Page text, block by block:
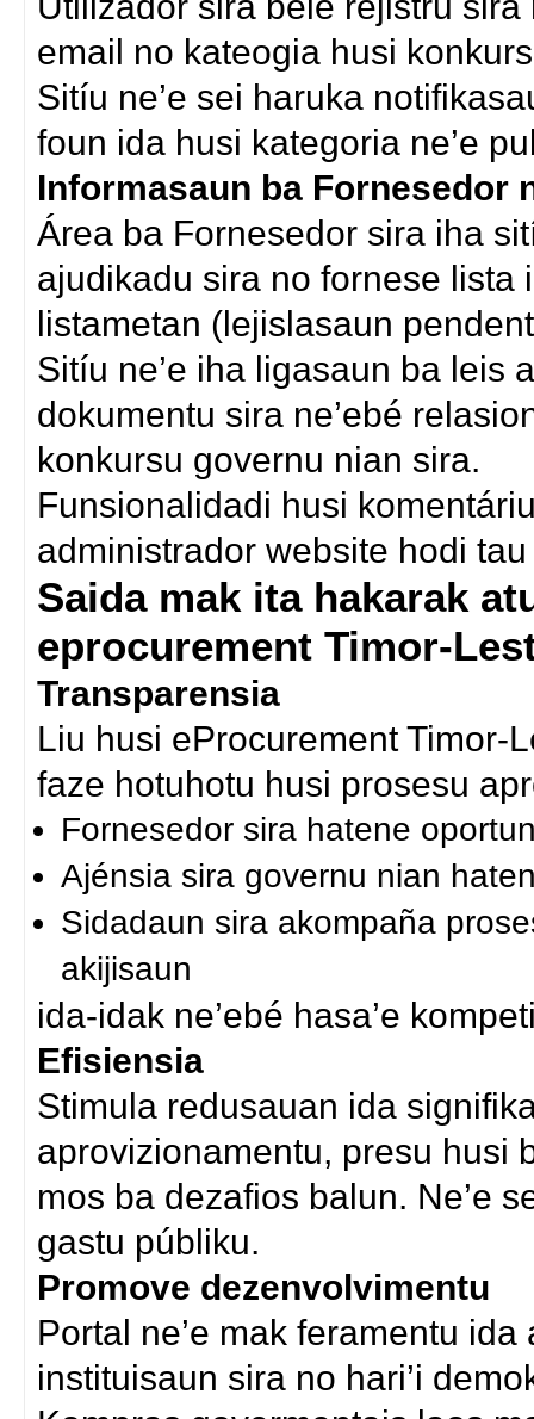
email no kateogia husi
Sitíu ne’e sei haruka
foun ida husi kategoria ne’e
Informasaun ba Fornesedor
Área ba Fornesedor sira iha
ajudikadu sira no fornese
listametan (lejislasaun
Sitíu ne’e iha ligasaun ba leis
dokumentu sira ne’ebé
konkursu governu nian sira.
Funsionalidadi husi
administrador website hodi
Saida mak ita hakarak
eprocurement Timor-
Transparensia
Liu husi eProcurement Timor-
faze hotuhotu husi prosesu
Fornesedor sira hatene
Ajénsia sira governu nian
Sidadaun sira akompaña
akijisaun
ida-idak ne’ebé hasa’e
Efisiensia
Stimula redusauan ida
aprovizionamentu, presu husi
mos ba dezafios balun. Ne’e
gastu públiku.
Promove dezenvolvimentu
Portal ne’e mak feramentu
instituisaun sira no hari’i